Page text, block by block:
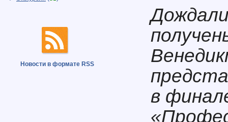
Новости в формате RSS
в